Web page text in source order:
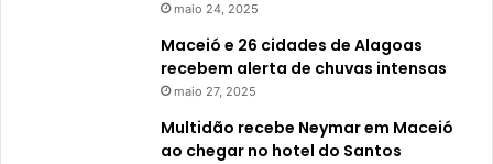
maio 24, 2025
Maceió e 26 cidades de Alagoas
recebem alerta de chuvas intensas
maio 27, 2025
Multidão recebe Neymar em Maceió
ao chegar no hotel do Santos